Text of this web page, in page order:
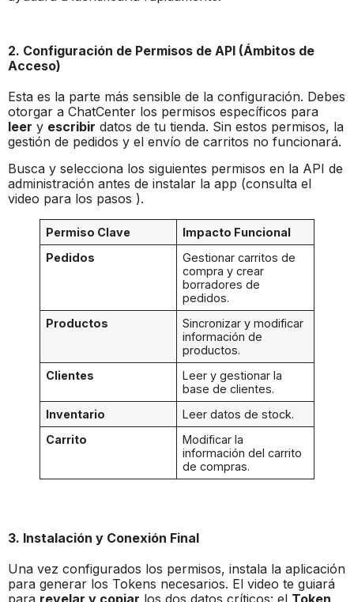
2. Configuración de Permisos de API (Ámbitos de
Acceso)
Esta es la parte más sensible de la configuración. Debes
otorgar a ChatCenter los permisos específicos para
leer y escribir datos de tu tienda. Sin estos permisos, la
gestión de pedidos y el envío de carritos no funcionará.
Busca y selecciona los siguientes permisos en la API de
administración antes de instalar la app (consulta el
video para los pasos ).
Permiso Clave
Impacto Funcional
Pedidos
Gestionar carritos de
compra y crear
borradores de
pedidos.
Productos
Sincronizar y modificar
información de
productos.
Clientes
Leer y gestionar la
base de clientes.
Inventario
Leer datos de stock.
Carrito
Modificar la
información del carrito
de compras.
3. Instalación y Conexión Final
Una vez configurados los permisos, instala la aplicación
para generar los Tokens necesarios. El video te guiará
para revelar y copiar los dos datos críticos: el Token